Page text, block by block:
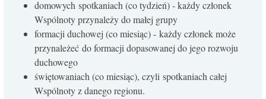
domowych spotkaniach (co tydzień) - każdy członek
Wspólnoty przynależy do małej grupy
formacji duchowej (co miesiąc) - każdy członek może
przynależeć do formacji dopasowanej do jego rozwoju
duchowego
świętowaniach (co miesiąc), czyli spotkaniach całej
Wspólnoty z danego regionu.